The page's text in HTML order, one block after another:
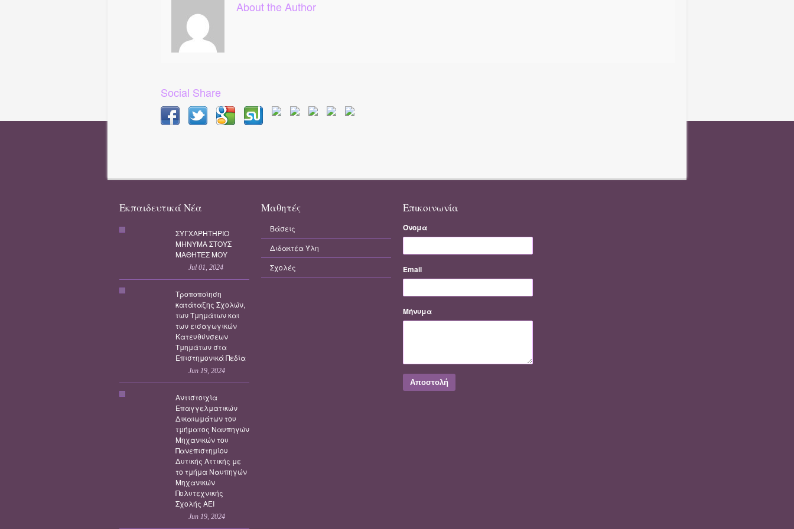
About the Author
Social Share
Εκπαιδευτικά Νέα
ΣΥΓΧΑΡΗΤΗΡΙΟ
ΜΗΝΥΜΑ ΣΤΟΥΣ
ΜΑΘΗΤΕΣ ΜΟΥ
Jul 01, 2024
Τροποποίηση
κατάταξης Σχολών,
των Τμημάτων και
των εισαγωγικών
Κατευθύνσεων
Τμημάτων στα
Επιστημονικά Πεδία
Jun 19, 2024
Αντιστοιχία
Επαγγελματικών
Δικαιωμάτων του
τμήματος Ναυπηγών
Μηχανικών του
Πανεπιστημίου
Δυτικής Αττικής με
το τμήμα Ναυπηγών
Μηχανικών
Πολυτεχνικής
Σχολής ΑΕΙ
Jun 19, 2024
Μαθητές
Βάσεις
Διδακτέα Ύλη
Σχολές
Επικοινωνία
Όνομα
Email
Μήνυμα
Αποστολή